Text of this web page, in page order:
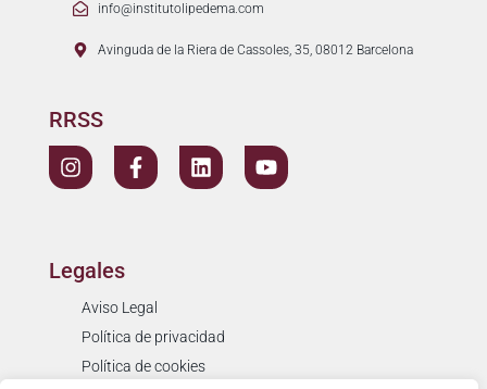
info@institutolipedema.com
Avinguda de la Riera de Cassoles, 35, 08012 Barcelona
RRSS
Legales
Aviso Legal
Política de privacidad
Política de cookies